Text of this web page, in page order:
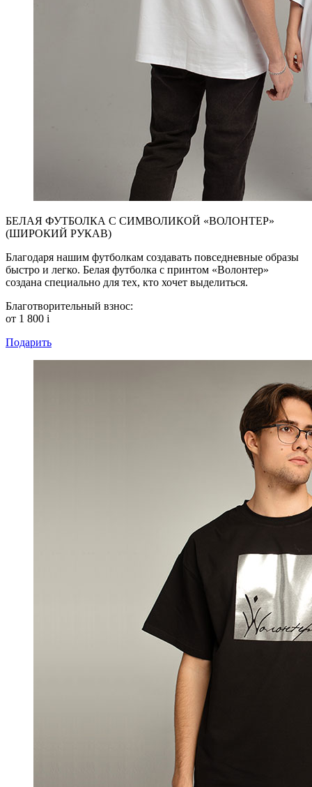
БЕЛАЯ ФУТБОЛКА С СИМВОЛИКОЙ «ВОЛОНТЕР»
(ШИРОКИЙ РУКАВ)
Благодаря нашим футболкам создавать повседневные образы
быстро и легко. Белая футболка с принтом «Волонтер»
создана специально для тех, кто хочет выделиться.
Благотворительный взнос:
от 1 800 i
Подарить